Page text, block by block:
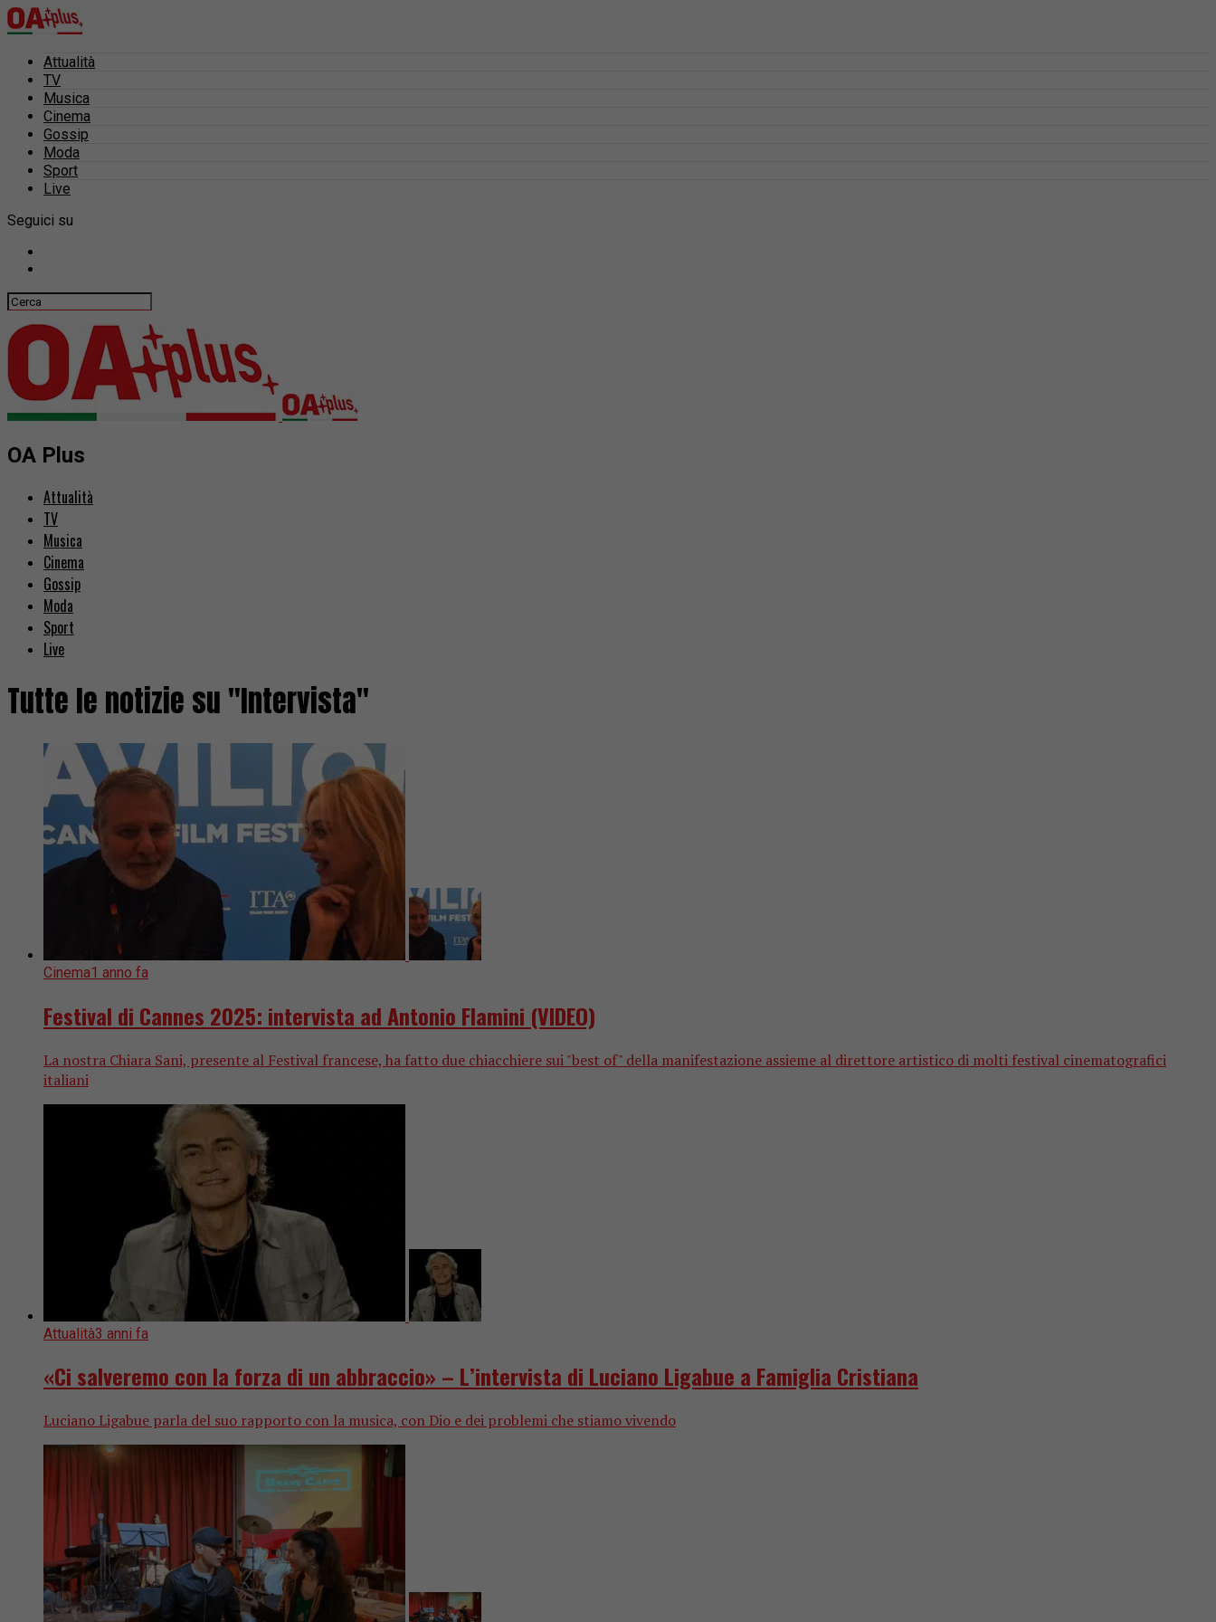
Attualità
TV
Musica
Cinema
Gossip
Moda
Sport
Live
Seguici su
OA Plus
Attualità
TV
Musica
Cinema
Gossip
Moda
Sport
Live
Tutte le notizie su "Intervista"
Cinema1 anno fa
Festival di Cannes 2025: intervista ad Antonio Flamini (VIDEO)
La nostra Chiara Sani, presente al Festival francese, ha fatto due chiacchiere sui "best of" della manifestazione assieme al direttore artistico di molti festival cinematografici
italiani
Attualità3 anni fa
«Ci salveremo con la forza di un abbraccio» – L’intervista di Luciano Ligabue a Famiglia Cristiana
Luciano Ligabue parla del suo rapporto con la musica, con Dio e dei problemi che stiamo vivendo